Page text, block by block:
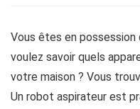
Vous êtes en possession
voulez savoir quels
votre maison ? Vous
Un robot aspirateur est